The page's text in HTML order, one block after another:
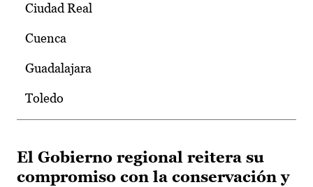
Ciudad Real
Cuenca
Guadalajara
Toledo
El Gobierno regional reitera su
compromiso con la conservación y